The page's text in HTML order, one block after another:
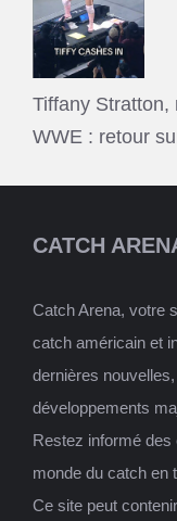
Tiffany Stratton,
WWE : retour
CATCH
Catch Arena, votre
catch américain et
dernières
développements
Restez informé
monde du catch en
Ce site peut